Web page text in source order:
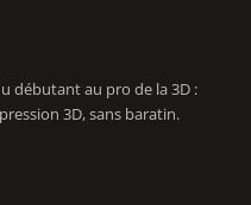
débutant au pro de la 3D :
3D, sans baratin.